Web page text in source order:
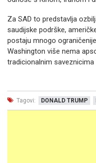
Za SAD to predstavlja
saudijske podrške,
postaju mnogo
Washington više nema
tradicionalnim saveznicima
Tagovi: DONALD TRUMP